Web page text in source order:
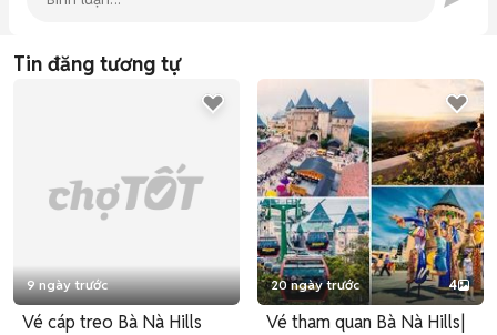
Tin đăng tương tự
9 ngày trước
Vé cáp treo Bà Nà Hills
20 ngày trước 4
Vé tham quan Bà Nà Hills|